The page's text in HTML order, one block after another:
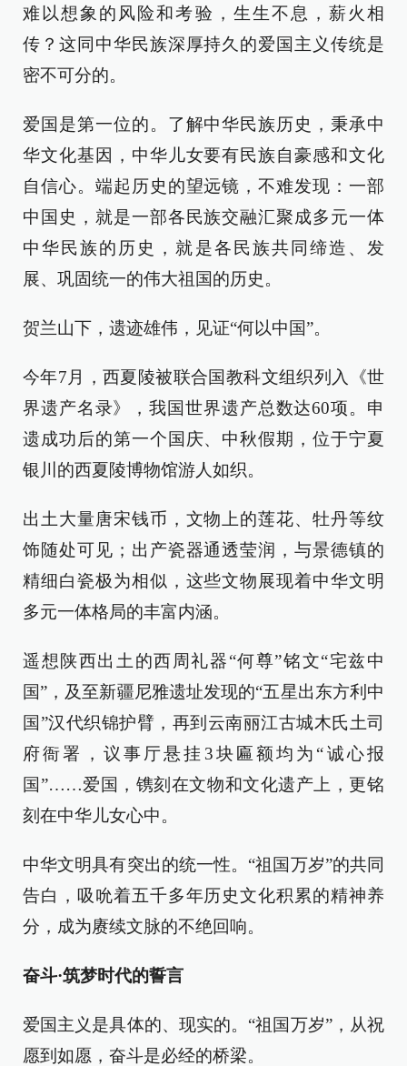
难以想象的风险和考验，生生不息，薪火相
传？这同中华民族深厚持久的爱国主义传统是
密不可分的。
爱国是第一位的。了解中华民族历史，秉承中
华文化基因，中华儿女要有民族自豪感和文化
自信心。端起历史的望远镜，不难发现：一部
中国史，就是一部各民族交融汇聚成多元一体
中华民族的历史，就是各民族共同缔造、发
展、巩固统一的伟大祖国的历史。
贺兰山下，遗迹雄伟，见证“何以中国”。
今年7月，西夏陵被联合国教科文组织列入《世
界遗产名录》，我国世界遗产总数达60项。申
遗成功后的第一个国庆、中秋假期，位于宁夏
银川的西夏陵博物馆游人如织。
出土大量唐宋钱币，文物上的莲花、牡丹等纹
饰随处可见；出产瓷器通透莹润，与景德镇的
精细白瓷极为相似，这些文物展现着中华文明
多元一体格局的丰富内涵。
遥想陕西出土的西周礼器“何尊”铭文“宅兹中
国”，及至新疆尼雅遗址发现的“五星出东方利中
国”汉代织锦护臂，再到云南丽江古城木氏土司
府衙署，议事厅悬挂3块匾额均为“诚心报
国”……爱国，镌刻在文物和文化遗产上，更铭
刻在中华儿女心中。
中华文明具有突出的统一性。“祖国万岁”的共同
告白，吸吮着五千多年历史文化积累的精神养
分，成为赓续文脉的不绝回响。
奋斗·筑梦时代的誓言
爱国主义是具体的、现实的。“祖国万岁”，从祝
愿到如愿，奋斗是必经的桥梁。